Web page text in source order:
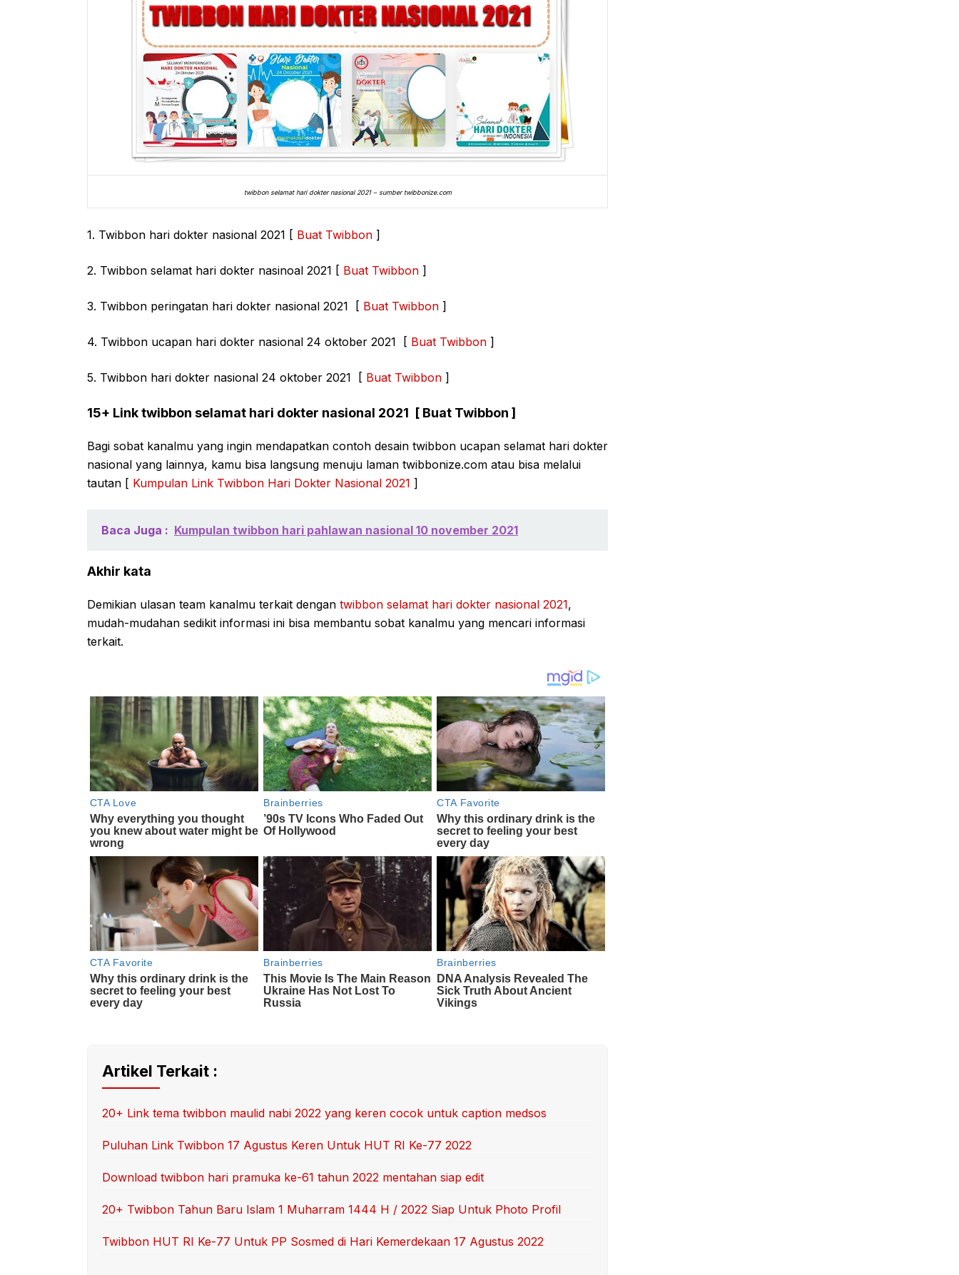
twibbon selamat hari dokter nasional 2021 – sumber twibbonize.com
1. Twibbon hari dokter nasional 2021 [ Buat Twibbon ]
2. Twibbon selamat hari dokter nasinoal 2021 [ Buat Twibbon ]
3. Twibbon peringatan hari dokter nasional 2021 [ Buat Twibbon ]
4. Twibbon ucapan hari dokter nasional 24 oktober 2021 [ Buat Twibbon ]
5. Twibbon hari dokter nasional 24 oktober 2021 [ Buat Twibbon ]
15+ Link twibbon selamat hari dokter nasional 2021 [ Buat Twibbon ]
Bagi sobat kanalmu yang ingin mendapatkan contoh desain twibbon ucapan selamat hari dokter
nasional yang lainnya, kamu bisa langsung menuju laman twibbonize.com atau bisa melalui
tautan [ Kumpulan Link Twibbon Hari Dokter Nasional 2021 ]
Baca Juga : Kumpulan twibbon hari pahlawan nasional 10 november 2021
Akhir kata
Demikian ulasan team kanalmu terkait dengan twibbon selamat hari dokter nasional 2021,
mudah-mudahan sedikit informasi ini bisa membantu sobat kanalmu yang mencari informasi
terkait.
Artikel Terkait :
20+ Link tema twibbon maulid nabi 2022 yang keren cocok untuk caption medsos
Puluhan Link Twibbon 17 Agustus Keren Untuk HUT RI Ke-77 2022
Download twibbon hari pramuka ke-61 tahun 2022 mentahan siap edit
20+ Twibbon Tahun Baru Islam 1 Muharram 1444 H / 2022 Siap Untuk Photo Profil
Twibbon HUT RI Ke-77 Untuk PP Sosmed di Hari Kemerdekaan 17 Agustus 2022